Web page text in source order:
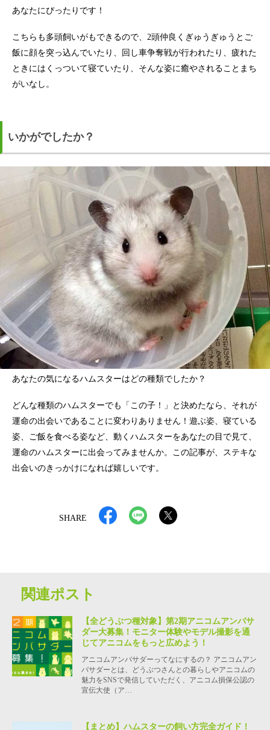
あなたにぴったりです！
こちらも多頭飼いがもできるので、2頭仲良くぎゅうぎゅうとご
飯に顔を突っ込んでいたり、回し車争奪戦が行われたり、疲れた
ときにはくっついて寝ていたり、そんな姿に癒やされることまち
がいなし。
いかがでしたか？
あなたの気になるハムスターはどの種類でしたか？
どんな種類のハムスターでも「この子！」と決めたなら、それが
運命の出会いであることに変わりありません！遊ぶ姿、寝ている
姿、ご飯を食べる姿など、動くハムスターをあなたの目で見て、
運命のハムスターに出会ってみませんか。この記事が、ステキな
出会いのきっかけになれば嬉しいです。
SHARE
関連ポスト
【全どうぶつ種対象】第2期アニコムアンバサ
ダー大募集！モニター体験やモデル撮影を通
じてアニコムをもっと広めよう！
アニコムアンバサダーってなにするの？ アニコムアン
バサダーとは、どうぶつさんとの暮らしやアニコムの
魅力をSNSで発信していただく、アニコム損保公認の
宣伝大使（ア…
【まとめ】ハムスターの飼い方完全ガイド！